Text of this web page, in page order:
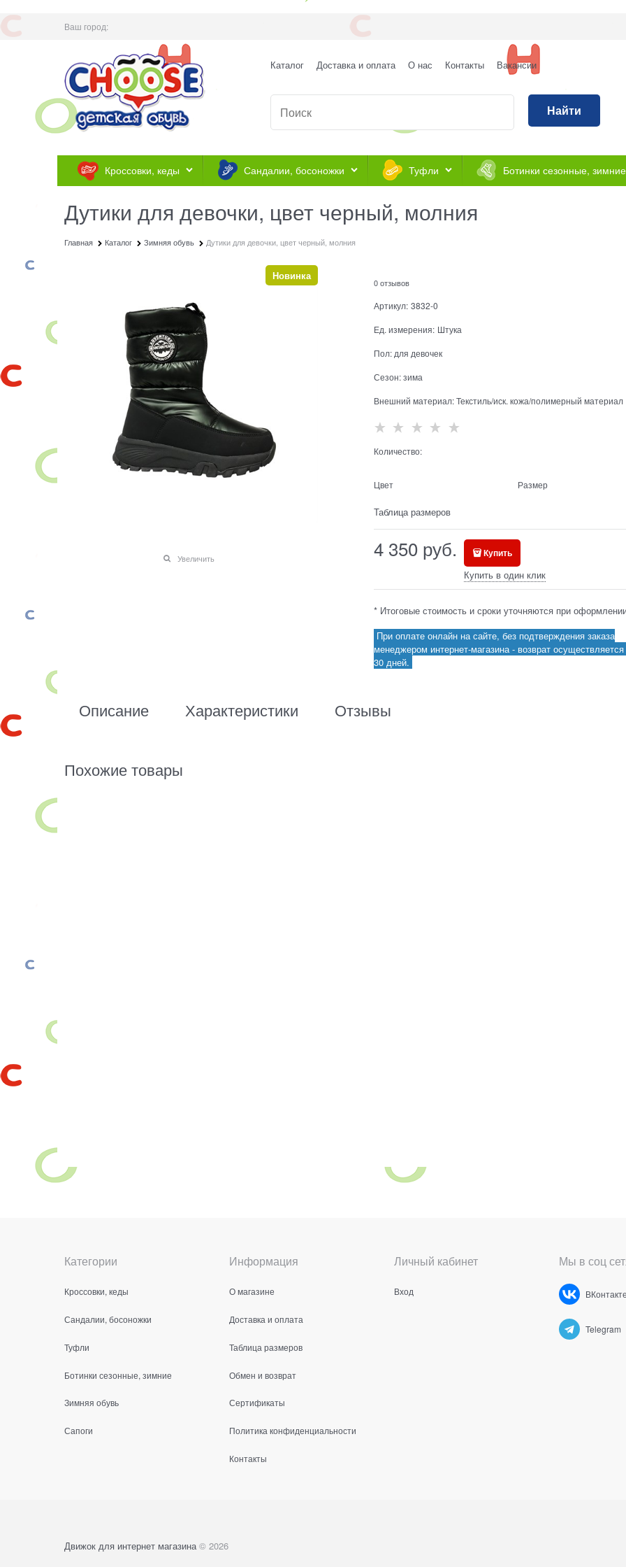
Ваш город:
Каталог Доставка и оплата О нас Контакты Вакансии
Найти
Кроссовки, кеды Сандалии, босоножки Туфли Ботинки сезонные, зимние
Дутики для девочки, цвет черный, молния
Главная Каталог Зимняя обувь Дутики для девочки, цвет черный, молния
Новинка
Увеличить
0 отзывов
Артикул: 3832-0
Ед. измерения: Штука
Пол: для девочек
Сезон:зима
Внешний материал:Текстиль/иск. кожа/полимерный материал
Количество:
Цвет Размер
Таблица размеров
4 350 руб. Купить
Купить в один клик
* Итоговые стоимость и сроки уточняются при
При оплате онлайн на сайте, без подтверждения заказа
менеджером интернет-магазина - возврат
30 дней.
Описание Характеристики Отзывы
Похожие товары
Категории
Кроссовки, кеды
Сандалии, босоножки
Туфли
Ботинки сезонные, зимние
Зимняя обувь
Сапоги
Информация
О магазине
Доставка и оплата
Таблица размеров
Обмен и возврат
Сертификаты
Политика конфиденциальности
Контакты
Личный кабинет
Вход
Мы в соц
ВКонтакте
Telegram
Движок для интернет магазина © 2026